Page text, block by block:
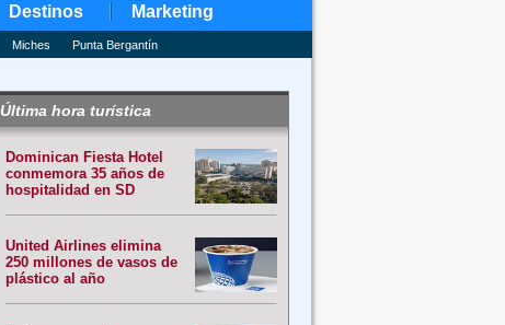
Destinos Marketing
Miches Punta Bergantín
Última hora turística
Dominican Fiesta Hotel
conmemora 35 años de
hospitalidad en SD
United Airlines elimina
250 millones de vasos de
plástico al año